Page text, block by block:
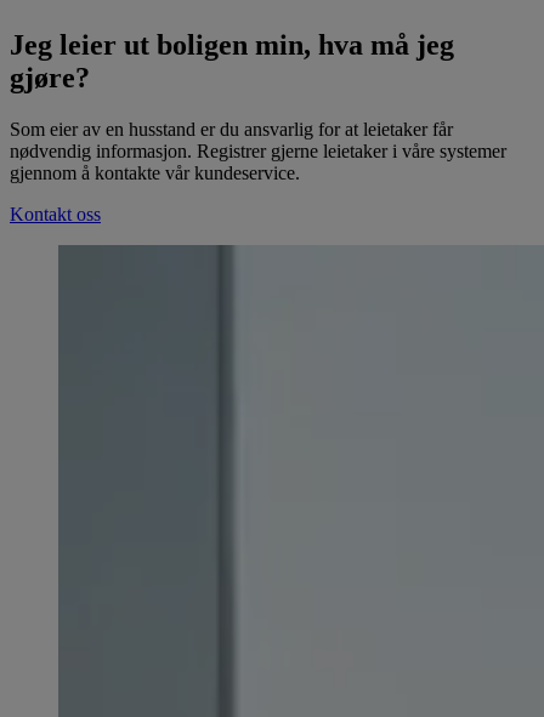
Jeg leier ut boligen min, hva må jeg
gjøre?
Som eier av en husstand er du ansvarlig for at leietaker får
nødvendig informasjon. Registrer gjerne leietaker i våre systemer
gjennom å kontakte vår kundeservice.
Kontakt oss